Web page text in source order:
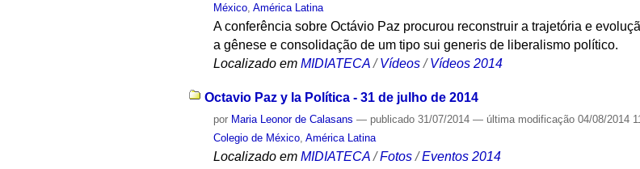
México ,América Latina
A conferência sobre Octávio Paz procurou reconstruir a trajetória e
a gênese e consolidação de um tipo sui generis de liberalismo político.
Localizado em MIDIATECA /Vídeos /Vídeos 2014
Octavio Paz y la Política - 31 de julho de 2014
por Maria Leonor de Calasans — publicado 31/07/2014— última modificação 04/08/2014
Colegio de México,América Latina
Localizado em MIDIATECA /Fotos /Eventos 2014